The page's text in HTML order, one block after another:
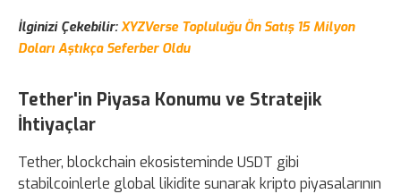
İlginizi Çekebilir:XYZVerse Topluluğu Ön Satış 15 Milyon
Doları Aştıkça Seferber Oldu
Tether'in Piyasa Konumu ve Stratejik
İhtiyaçlar
Tether, blockchain ekosisteminde USDT gibi
stabilcoinlerle global likidite sunarak kripto piyasalarının